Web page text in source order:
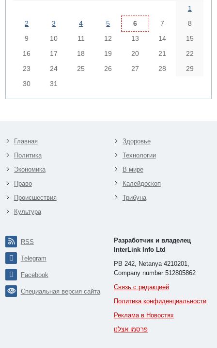
1
2
3 4 5 6 7
8
9
10 11 12 13 14
15
16
17 18 19 20 21
22
23
24 25 26 27 28
29
30
31
Главная
Политика
Экономика
Право
Происшествия
Культура
Здоровье
Технологии
В мире
Калейдоскоп
Трибуна
RSS
Telegram
Facebook
Специальная версия сайта
Разработчик и владелец
InterLink Info Ltd
PB 242, Netanya 4210201,
Company number 512805862
Связь с редакцией
Политика конфиденциальности
Реклама в Новостях
פרסמו אצלנו